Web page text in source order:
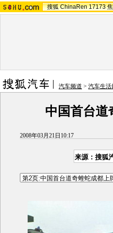
搜狐 ChinaRen 17173
汽车频道 > 汽车生活
中国首台道
2008年03月21日10:17
来源：搜狐